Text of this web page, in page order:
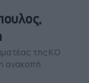
της ΚΟ
ανακοπή